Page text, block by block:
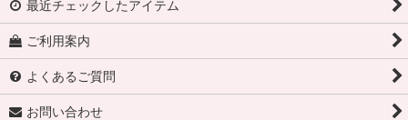
最近チェックしたアイテム
ご利用案内
よくあるご質問
お問い合わせ